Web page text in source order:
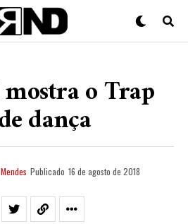
o Trap
dança
Publicado 16 de agosto de 2018